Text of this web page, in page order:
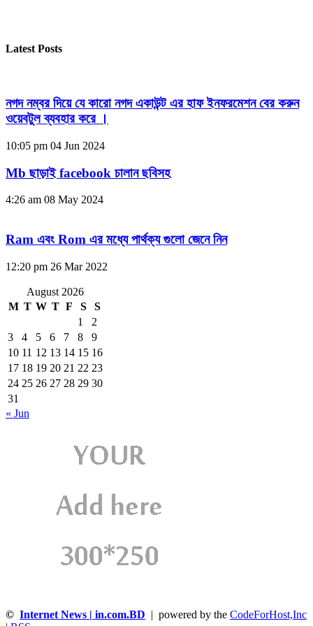
Latest Posts
নগদ নম্বর দিয়ে যে কারো নগদ একাউন্ট এর হাফ ইনফরমেশন বের করুন
ওয়েবটুল ব্যবহার করে ।
10:05 pm 04 Jun 2024
Mb ছাড়াই facebook চালান ছবিসহ
4:26 am 08 May 2024
Ram এবং Rom এর মধ্যে পার্থক্য গুলো জেনে নিন
12:20 pm 26 Mar 2022
August 2026
M T W T F S
S
1
2
3
4 5 6 7 8
9
10 11 12 13 14 15 16
17 18 19 20 21 22 23
24 25 26 27 28 29 30
31
« Jun
© Internet News | in.com.BD | powered by the CodeForHost,Inc